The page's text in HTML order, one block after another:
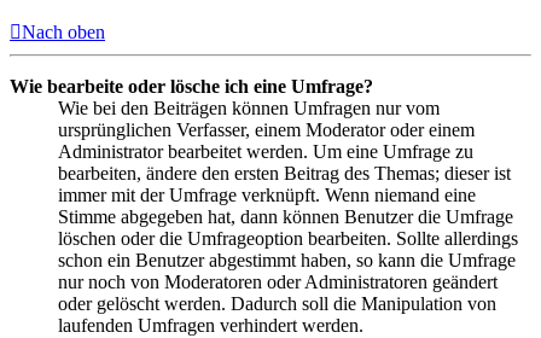
Nach oben
Wie bearbeite oder lösche ich eine Umfrage?
Wie bei den Beiträgen können Umfragen nur vom
ursprünglichen Verfasser, einem Moderator oder einem
Administrator bearbeitet werden. Um eine Umfrage zu
bearbeiten, ändere den ersten Beitrag des Themas; dieser ist
immer mit der Umfrage verknüpft. Wenn niemand eine
Stimme abgegeben hat, dann können Benutzer die Umfrage
löschen oder die Umfrageoption bearbeiten. Sollte allerdings
schon ein Benutzer abgestimmt haben, so kann die Umfrage
nur noch von Moderatoren oder Administratoren geändert
oder gelöscht werden. Dadurch soll die Manipulation von
laufenden Umfragen verhindert werden.